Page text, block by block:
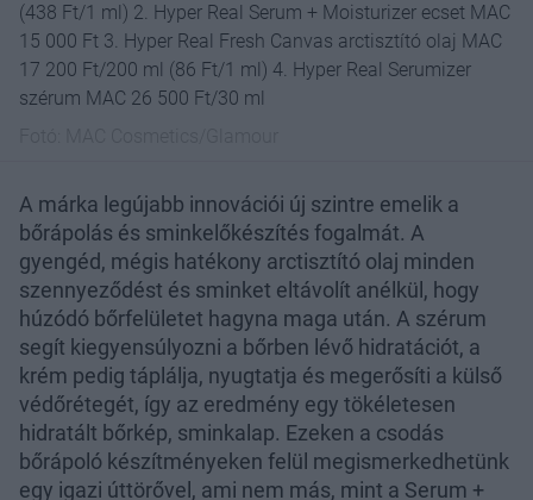
(438 Ft/1 ml) 2. Hyper Real Serum + Moisturizer ecset MAC
15 000 Ft 3. Hyper Real Fresh Canvas arctisztító olaj MAC
17 200 Ft/200 ml (86 Ft/1 ml) 4. Hyper Real Serumizer
szérum MAC 26 500 Ft/30 ml
A márka legújabb innovációi új szintre emelik a
bőrápolás és sminkelőkészítés fogalmát. A
gyengéd, mégis hatékony arctisztító olaj minden
szennyeződést és sminket eltávolít anélkül, hogy
húzódó bőrfelületet hagyna maga után. A szérum
segít kiegyensúlyozni a bőrben lévő hidratációt, a
krém pedig táplálja, nyugtatja és megerősíti a külső
védőrétegét, így az eredmény egy tökéletesen
hidratált bőrkép, sminkalap. Ezeken a csodás
bőrápoló készítményeken felül megismerkedhetünk
egy igazi úttörővel, ami nem más, mint a Serum +